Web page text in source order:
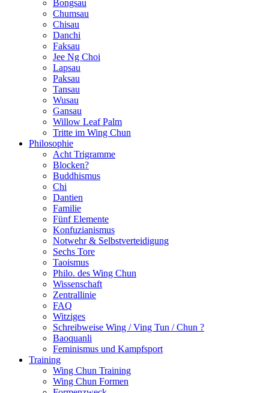
Bongsau
Chumsau
Chisau
Danchi
Faksau
Jee Ng Choi
Lapsau
Paksau
Tansau
Wusau
Gansau
Willow Leaf Palm
Tritte im Wing Chun
Philosophie
Acht Trigramme
Blocken?
Buddhismus
Chi
Dantien
Familie
Fünf Elemente
Konfuzianismus
Notwehr & Selbstverteidigung
Sechs Tore
Taoismus
Philo. des Wing Chun
Wissenschaft
Zentrallinie
FAQ
Witziges
Schreibweise Wing / Ving Tun / Chun ?
Baoquanli
Feminismus und Kampfsport
Training
Wing Chun Training
Wing Chun Formen